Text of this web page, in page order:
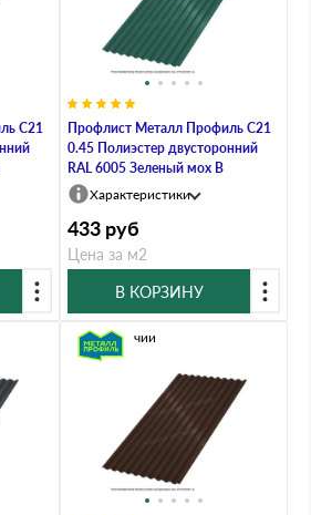
C21
Профлист Металл Профиль C21
0.45 Полиэстер двусторонний
RAL 6005 Зеленый мох B
Характеристики
433 руб
Цена за м2
В КОРЗИНУ
В наличии